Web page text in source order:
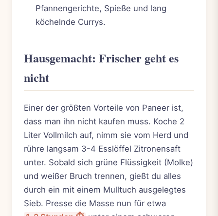
Pfannengerichte, Spieße und lang
köchelnde Currys.
Hausgemacht: Frischer geht es
nicht
Einer der größten Vorteile von Paneer ist,
dass man ihn nicht kaufen muss. Koche 2
Liter Vollmilch auf, nimm sie vom Herd und
rühre langsam 3-4 Esslöffel Zitronensaft
unter. Sobald sich grüne Flüssigkeit (Molke)
und weißer Bruch trennen, gießt du alles
durch ein mit einem Mulltuch ausgelegtes
Sieb. Presse die Masse nun für etwa